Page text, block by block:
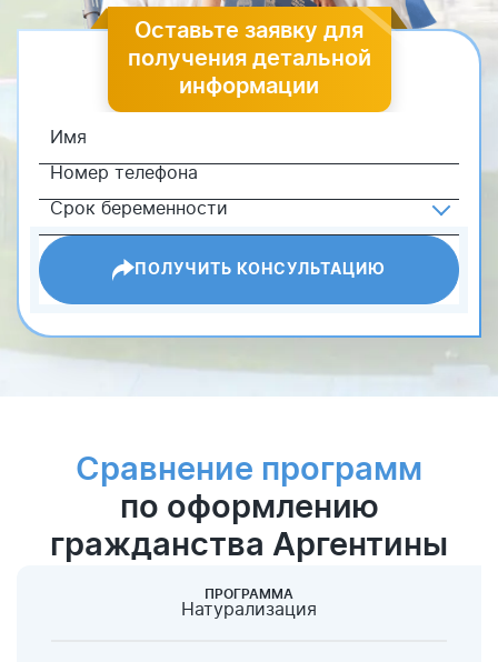
Оставьте заявку для
получения детальной
информации
ПОЛУЧИТЬ КОНСУЛЬТАЦИЮ
Сравнение программ
по оформлению
гражданства Аргентины
ПРОГРАММА
Натурализация